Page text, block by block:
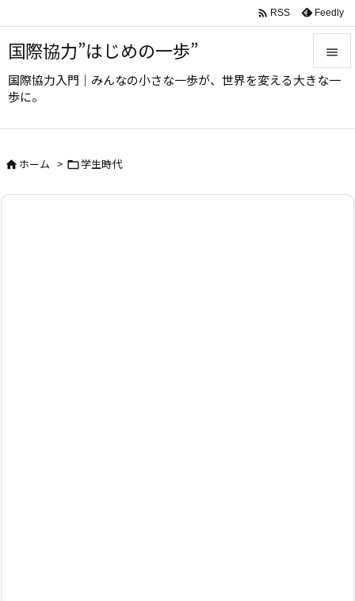
国際協力”はじめの一歩”
国際協力入門｜みんなの小さな一歩が、世界を変える大きな一
歩に。



 RSS Feedly
ホーム > 学生時代